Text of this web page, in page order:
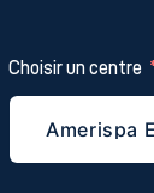
Choisir un centre